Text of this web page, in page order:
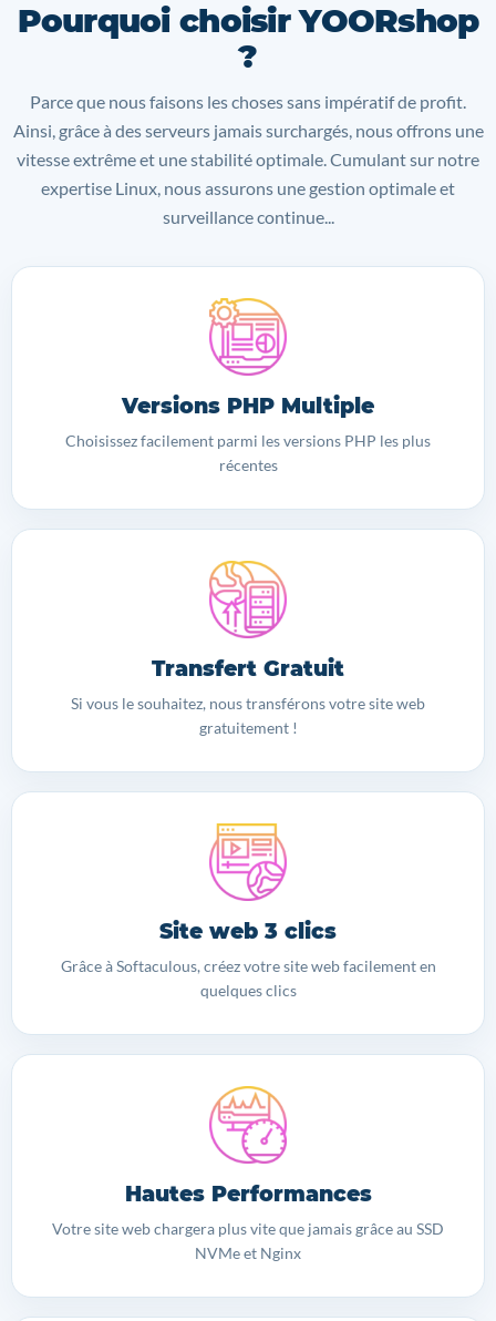
Pourquoi choisir YOORshop
?
Parce que nous faisons les choses sans impératif de profit.
Ainsi, grâce à des serveurs jamais surchargés, nous offrons une
vitesse extrême et une stabilité optimale. Cumulant sur notre
expertise Linux, nous assurons une gestion optimale et
surveillance continue...
Versions PHP Multiple
Choisissez facilement parmi les versions PHP les plus
récentes
Transfert Gratuit
Si vous le souhaitez, nous transférons votre site web
gratuitement !
Site web 3 clics
Grâce à Softaculous, créez votre site web facilement en
quelques clics
Hautes Performances
Votre site web chargera plus vite que jamais grâce au SSD
NVMe et Nginx